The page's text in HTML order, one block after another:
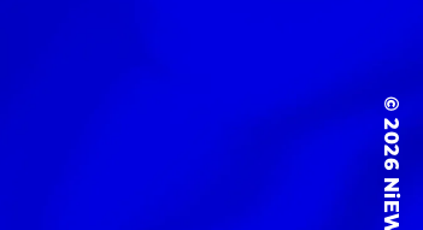
© 2026 NiEW Inc.